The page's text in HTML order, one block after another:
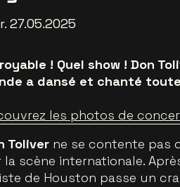
27.05.2025
! Quel show ! Don
a dansé et chanté
les photos de
Toliver ne se contente pas
la scène internationale.
de Houston passe un